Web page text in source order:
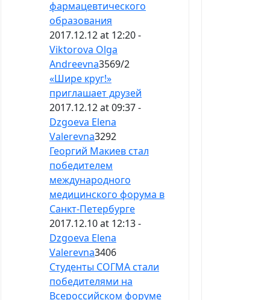
фармацевтического
образования
2017.12.12 at 12:20 -
Viktorova Olga
Andreevna3569/2
«Шире круг!»
приглашает друзей
2017.12.12 at 09:37 -
Dzgoeva Elena
Valerevna3292
Георгий Макиев стал
победителем
международного
медицинского форума в
Санкт-Петербурге
2017.12.10 at 12:13 -
Dzgoeva Elena
Valerevna3406
Студенты СОГМА стали
победителями на
Всероссийском форуме